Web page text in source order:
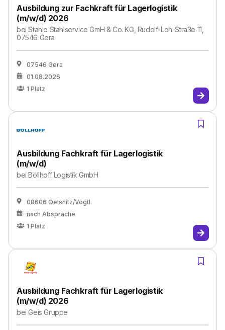
Ausbildung zur Fachkraft für Lagerlogistik
(m/w/d) 2026
beiStahlo Stahlservice GmH & Co. KG, Rudolf-Loh-Straße 11,
07546 Gera
07546 Gera
01.08.2026
1 Platz
Ausbildung Fachkraft für Lagerlogistik
(m/w/d)
beiBöllhoff Logistik GmbH
08606 Oelsnitz/Vogtl.
nach Absprache
1 Platz
Ausbildung Fachkraft für Lagerlogistik
(m/w/d) 2026
beiGeis Gruppe